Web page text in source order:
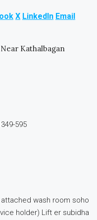
X LinkedIn Email
Kathalbagan
595
wash room soho
holder) Lift er subidha